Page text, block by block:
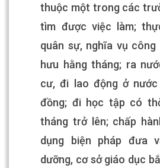
thuộc một trong các
tìm được việc làm;
quân sự, nghĩa vụ công
hưu hằng tháng; ra
cư, đi lao động ở
đồng; đi học tập có
tháng trở lên; chấp
dụng biện pháp đưa
dưỡng, cơ sở giáo dục